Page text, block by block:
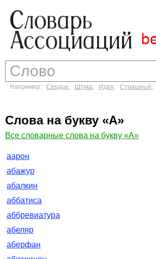
Например: Сердце, Штука, Идея, Страшный,
Слова на букву «А»
Все словарные слова на букву «А»
аарон
абажур
абалкин
аббатиса
аббревиатура
абеляр
аберфан